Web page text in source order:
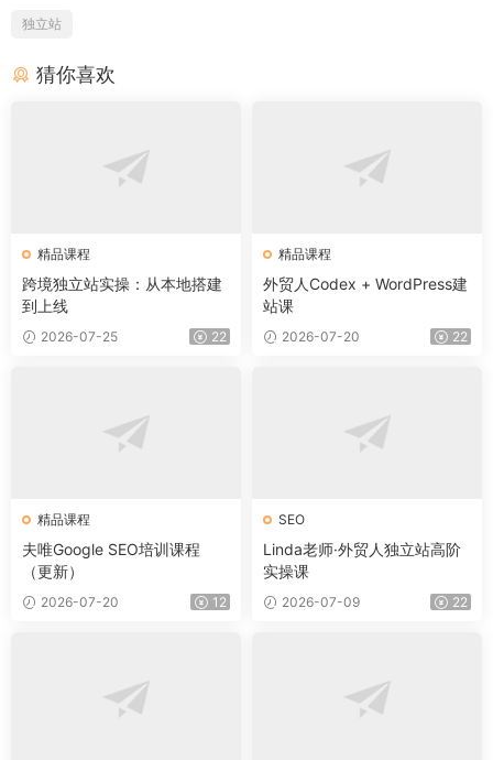
独立站
猜你喜欢
精品课程
跨境独立站实操：从本地搭建
到上线
2026-07-25 22
精品课程
外贸人Codex + WordPress建
站课
2026-07-20 22
精品课程
夫唯Google SEO培训课程
（更新）
2026-07-20 12
SEO
Linda老师·外贸人独立站高阶
实操课
2026-07-09 22